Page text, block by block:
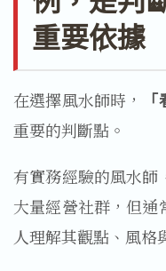
重要依據
在選擇風水師時，
重要的判斷點。
有實務經驗的風水
大量經營社群，但
人理解其觀點、風格